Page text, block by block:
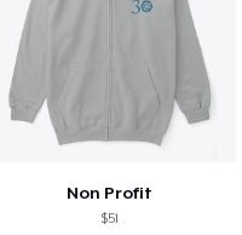
Non Profit
$51